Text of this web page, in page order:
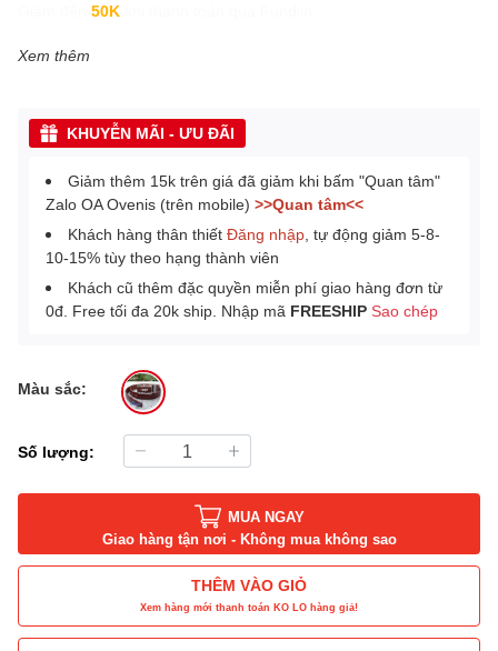
50K
Xem thêm
KHUYỄN MÃI - ƯU ĐÃI
Giảm thêm 15k trên giá đã giảm khi bấm "Quan tâm"
Zalo OA Ovenis (trên mobile) >>Quan tâm<<
Khách hàng thân thiết Đăng nhập , tự động giảm 5-8-
10-15% tùy theo hạng thành viên
Khách cũ thêm đặc quyền miễn phí giao hàng đơn từ
0đ. Free tối đa 20k ship. Nhập mã FREESHIP Sao chép
Màu sắc:
Số lượng:
MUA NGAY
Giao hàng tận nơi - Không mua không sao
THÊM VÀO GIỎ
Xem hàng mới thanh toán KO LO hàng giả!